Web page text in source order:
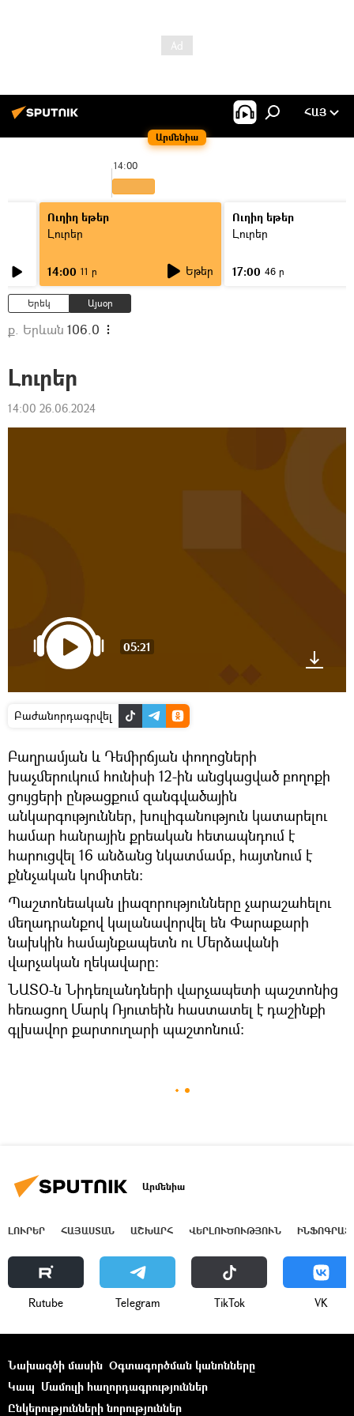
Արմենիա
ՀԱՅ
14:00
Ուղիղ եթեր
Լուրեր
14:00 11 ր Եթեր
Ուղիղ եթեր
Լուրեր
17:00 46 ր
Երեկ Այսօր
ք. Երևան 106.0
Լուրեր
14:00 26.06.2024
05:21
Բաժանորդագրվել
Բաղրամյան և Դեմիրճյան փողոցների
խաչմերուկում հունիսի 12-ին անցկացված բողոքի
ցույցերի ընթացքում զանգվածային
անկարգություններ, խուլիգանություն կատարելու
համար հանրային քրեական հետապնդում է
հարուցվել 16 անձանց նկատմամբ, հայտնում է
քննչական կոմիտեն։
Պաշտոնեական լիազորությունները չարաշահելու
մեղադրանքով կալանավորվել են Փարաքարի
նախկին համայնքապետն ու Մերձավանի
վարչական ղեկավարը։
ՆԱՏՕ-ն Նիդեռլանդների վարչապետի պաշտոնից
հեռացող Մարկ Ռյուտեին հաստատել է դաշինքի
գլխավոր քարտուղարի պաշտոնում։
Արմենիա
ԼՈՒՐԵՐ ՀԱՅԱՍՏԱՆ ԱՇԽԱՐՀ ՎԵՐԼՈՒԾՈՒԹՅՈՒՆ
Rutube Telegram ТikТоk VK
Նախագծի մասին Օգտագործման կանոնները
Կապ Մամուլի հաղորդագրություններ
Ընկերությունների նորություններ